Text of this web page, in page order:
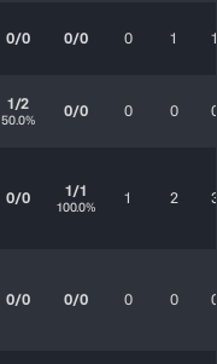
0/0 0/0 0 1 1
1/2
50.0% 0/0 0 0
0/0 1/1
100.0% 1 2
0/0 0/0 0 0